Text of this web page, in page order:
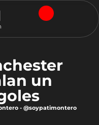
un
- @soypatimontero